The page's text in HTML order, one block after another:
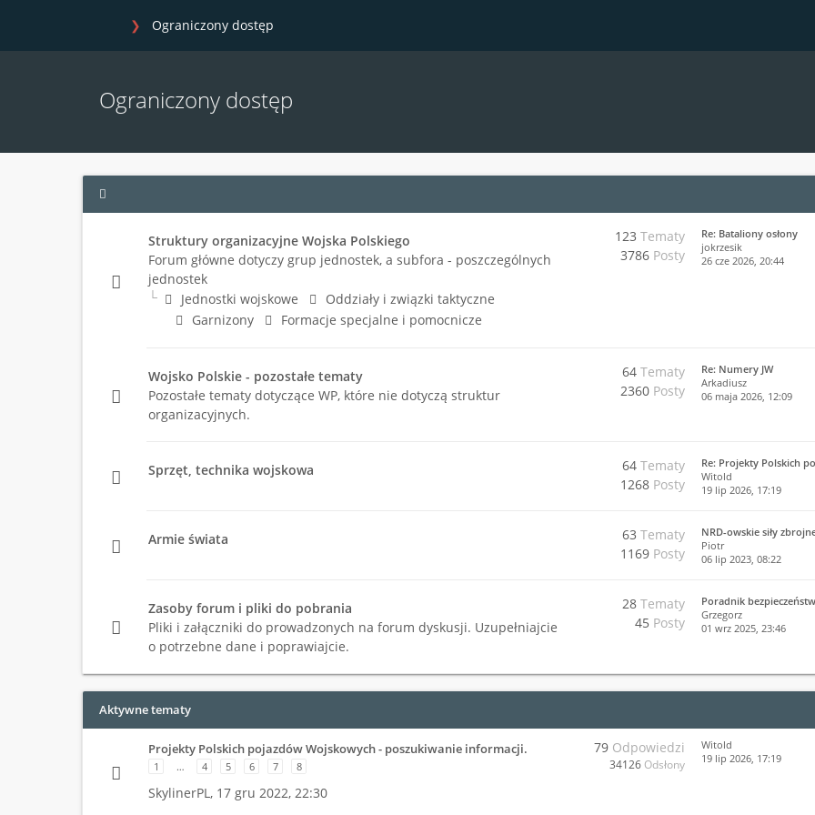
Ograniczony dostęp
Ograniczony dostęp
Struktury organizacyjne Wojska Polskiego
Forum główne dotyczy grup jednostek, a subfora - poszczególnych
jednostek
Jednostki wojskowe
Oddziały i związki taktyczne
Garnizony
Formacje specjalne i pomocnicze
123 Tematy
3786 Posty
Re: Bataliony osłony
jokrzesik
26 cze 2026, 20:44
Wojsko Polskie - pozostałe tematy
Pozostałe tematy dotyczące WP, które nie dotyczą struktur
organizacyjnych.
64 Tematy
2360 Posty
Re: Numery JW
Arkadiusz
06 maja 2026, 12:09
Sprzęt, technika wojskowa 64 Tematy
1268 Posty
Re: Projekty Polskich
Witold
19 lip 2026, 17:19
Armie świata 63 Tematy
1169 Posty
NRD-owskie siły
Piotr
06 lip 2023, 08:22
Zasoby forum i pliki do pobrania
Pliki i załączniki do prowadzonych na forum dyskusji. Uzupełniajcie
o potrzebne dane i poprawiajcie.
28 Tematy
45 Posty
Poradnik
Grzegorz
01 wrz 2025, 23:46
Aktywne tematy
Projekty Polskich pojazdów Wojskowych - poszukiwanie informacji.
1 … 4 5 6 7 8
SkylinerPL, 17 gru 2022, 22:30
79 Odpowiedzi
34126 Odsłony
Witold
19 lip 2026, 17:19